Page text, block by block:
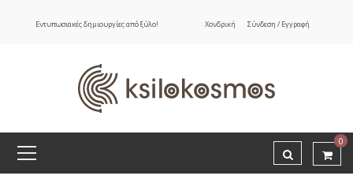
Εντυπωσιακές δημιουργίες από ξύλο! Χονδρική Σύνδεση / Εγγραφή
0